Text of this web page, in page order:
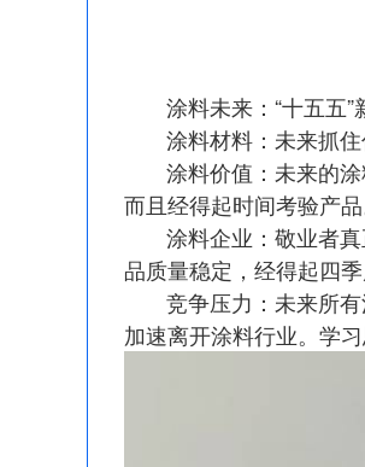
涂料未来：“十五五”
涂料材料：未来抓住
涂料价值：未来的涂
而且经得起时间考验产品
涂料企业：敬业者真
品质量稳定，经得起四季
竞争压力：未来所有
加速离开涂料行业。学